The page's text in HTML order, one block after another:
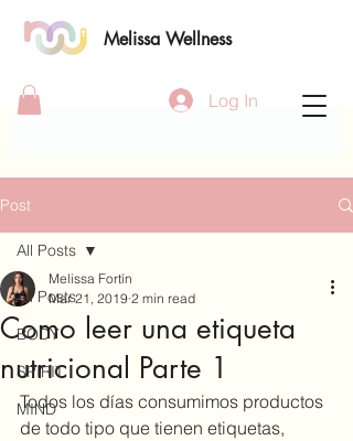
Melissa Wellness
Log In
Post
All Posts
BODY
SPIRIT
MIND
All Posts
Como leer una etiqueta
nutricional Parte 1
Melissa Fortín
Mar 21, 2019 2 min read
Todos los días consumimos productos
de todo tipo que tienen etiquetas,